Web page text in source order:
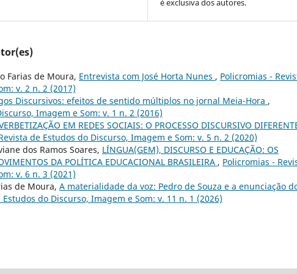
é exclusiva dos autores.
Farias de Moura, Entrevista com José Horta Nunes , Policromias -
v. 2 n. 2 (2017)
Discursivos: efeitos de sentido múltiplos no jornal Meia-Hora ,
Imagem e Som: v. 1 n. 2 (2016)
EM REDES SOCIAIS: O PROCESSO DISCURSIVO
de Estudos do Discurso, Imagem e Som: v. 5 n. 2 (2020)
dos Ramos Soares, LÍNGUA(GEM), DISCURSO E EDUCAÇÃO: OS
DA POLÍTICA EDUCACIONAL BRASILEIRA , Policromias -
v. 6 n. 3 (2021)
de Moura, A materialidade da voz: Pedro de Souza e a enunciação
do Discurso, Imagem e Som: v. 11 n. 1 (2026)